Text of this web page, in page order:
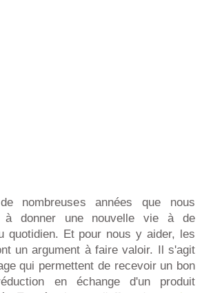
nombreuses années que nous
à donner une nouvelle vie à de
quotidien. Et pour nous y aider, les
un argument à faire valoir. Il s'agit
qui permettent de recevoir un bon
en échange d'un produit